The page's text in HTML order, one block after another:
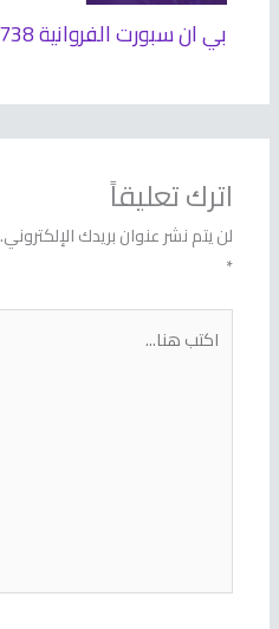
بي ان سبورت الفروانية 66633738 الكويت
اترك تعليقاً
لن يتم نشر عنوان بريدك الإلكتروني.
*
هنا...